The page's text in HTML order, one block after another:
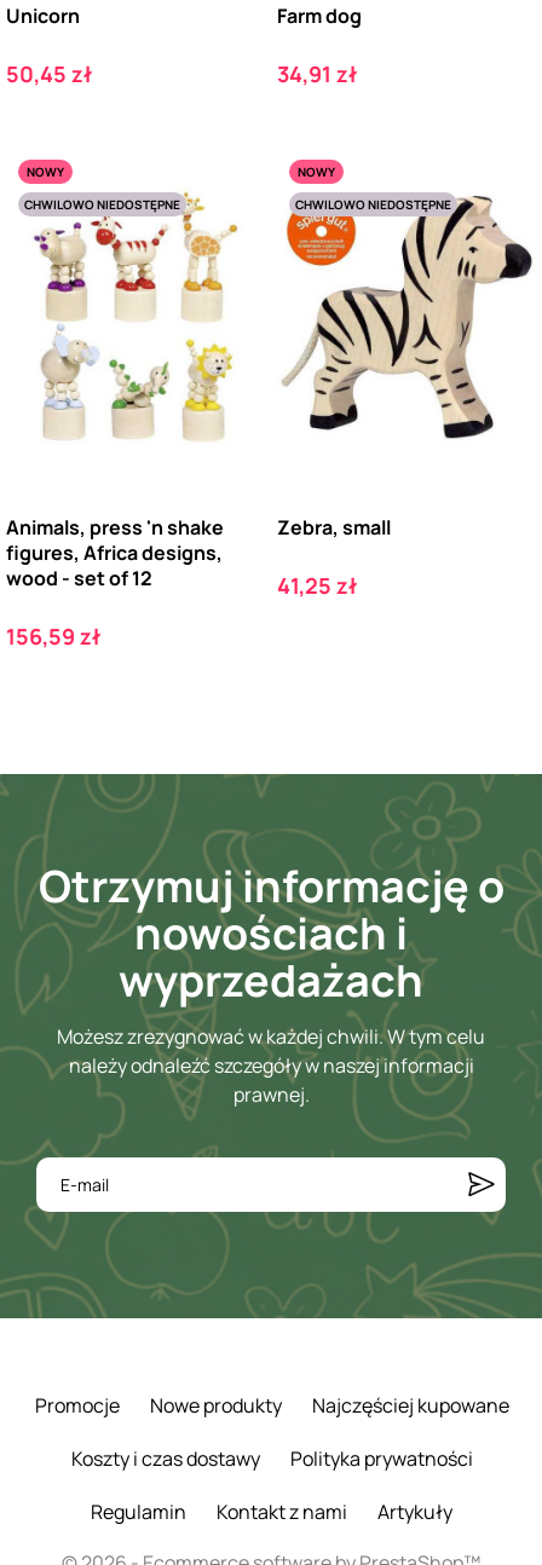
Unicorn
Cena
50,45 zł
Farm dog
Cena
34,91 zł
NOWY
CHWILOWO NIEDOSTĘPNE
Animals, press 'n shake
figures, Africa designs,
wood - set of 12
Cena
156,59 zł
NOWY
CHWILOWO NIEDOSTĘPNE
Zebra, small
Cena
41,25 zł
Otrzymuj informację o
nowościach i
wyprzedażach
Możesz zrezygnować w każdej chwili. W tym celu
należy odnaleźć szczegóły w naszej informacji
prawnej.
Promocje Nowe produkty
Najczęściej kupowane
Koszty i czas dostawy
Polityka prywatności
Regulamin
Kontakt z nami
Artykuły